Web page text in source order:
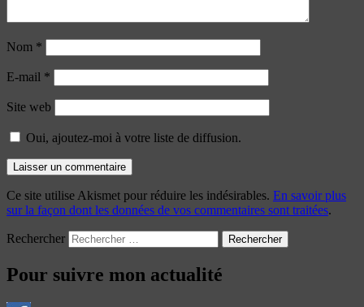
Nom *
E-mail *
Site web
Oui, ajoutez-moi à votre liste de diffusion.
Ce site utilise Akismet pour réduire les indésirables. En savoir plus
sur la façon dont les données de vos commentaires sont traitées.
Rechercher
Pour suivre mon actualité